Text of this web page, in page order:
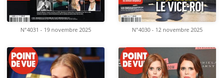
N°4031 - 19 novembre 2025 N°4030 - 12 novembre 2025